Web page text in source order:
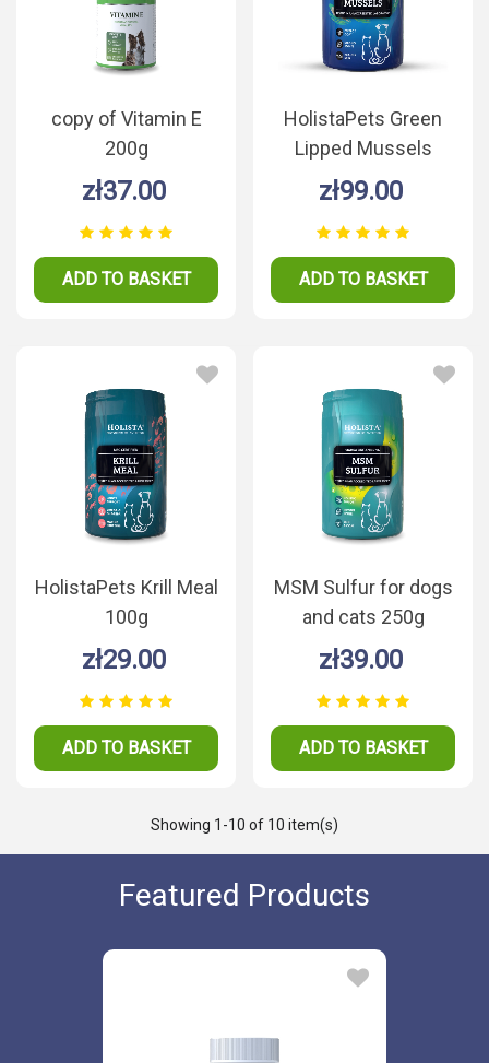
copy of Vitamin E
200g
zł37.00
ADD TO BASKET
HolistaPets Green
Lipped Mussels
100g
zł99.00
ADD TO BASKET
HolistaPets Krill Meal
100g
zł29.00
ADD TO BASKET
MSM Sulfur for dogs
and cats 250g
zł39.00
ADD TO BASKET
Showing 1 -10 of 10 item(s)
Featured Products